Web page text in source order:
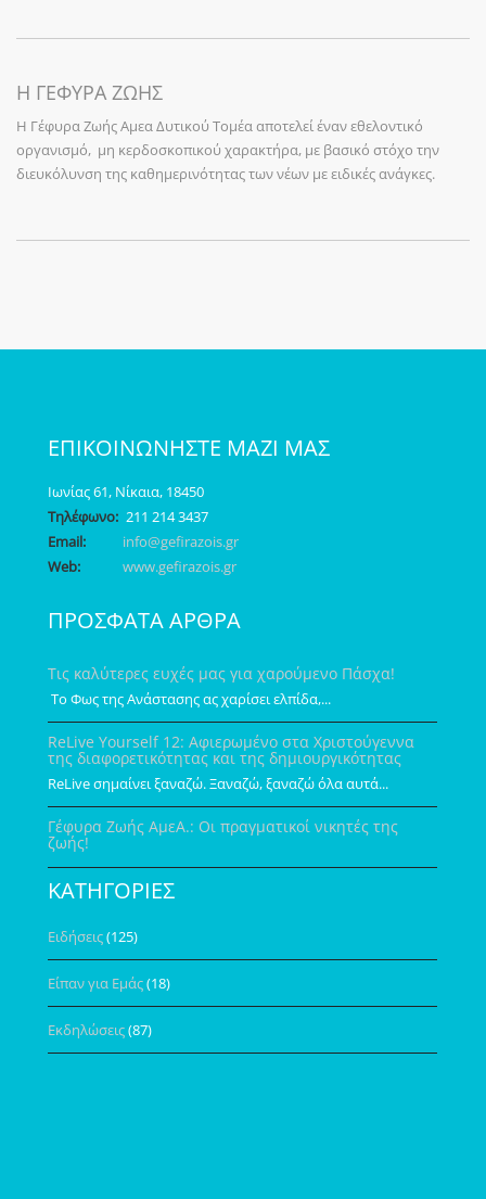
Η ΓΕΦΥΡΑ ΖΩΗΣ
Η Γέφυρα Ζωής Αμεα Δυτικού Τομέα αποτελεί έναν εθελοντικό
οργανισμό, μη κερδοσκοπικού χαρακτήρα, με βασικό στόχο την
διευκόλυνση της καθημερινότητας των νέων με ειδικές ανάγκες.
ΕΠΙΚΟΙΝΩΝΗΣΤΕ ΜΑΖΙ ΜΑΣ
Ιωνίας 61, Νίκαια, 18450
Τηλέφωνο:211 214 3437
Email:
info@gefirazois.gr
Web:
www.gefirazois.gr
ΠΡΟΣΦΑΤΑ ΑΡΘΡΑ
Τις καλύτερες ευχές μας για χαρούμενο Πάσχα!
Το Φως της Ανάστασης ας χαρίσει ελπίδα,...
ReLive Yourself 12: Αφιερωμένο στα Χριστούγεννα
της διαφορετικότητας και της δημιουργικότητας
ReLive σημαίνει ξαναζώ. Ξαναζώ, ξαναζώ όλα αυτά...
Γέφυρα Ζωής ΑμεΑ.: Οι πραγματικοί νικητές της
ζωής!
ΚΑΤΗΓΟΡΙΕΣ
Ειδήσεις(125)
Είπαν για Εμάς(18)
Εκδηλώσεις(87)